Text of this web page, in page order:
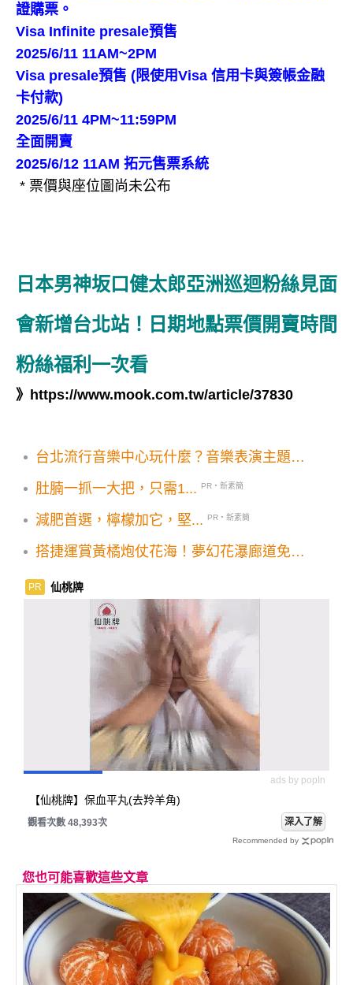
證購票。
Visa Infinite presale預售
2025/6/11 11AM~2PM
Visa presale預售 (限使用Visa 信用卡與簽帳金融
卡付款)
2025/6/11 4PM~11:59PM
全面開賣
2025/6/12 11AM 拓元售票系統
* 票價與座位圖尚未公布
日本男神坂口健太郎亞洲巡迴粉絲見面
會新增台北站！日期地點票價開賣時間
粉絲福利一次看
》 https://www.mook.com.tw/article/37830
台北流行音樂中心玩什麼？音樂表演主題策
肚腩一抓一大把，只需1...
PR・新素簡
減肥首選，檸檬加它，堅... PR・新素簡
搭捷運賞黃橘炮仗花海！夢幻花瀑廊道免費
PR 仙桃牌
ads by popIn
【仙桃牌】保血平丸(去羚羊角)
觀看次數 48,393次 深入了解
Recommended by
您也可能喜歡這些文章